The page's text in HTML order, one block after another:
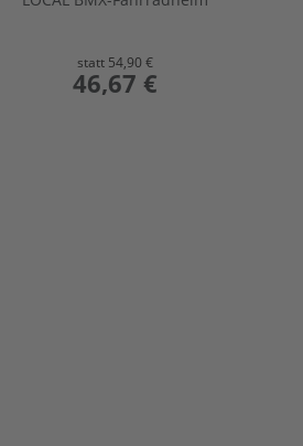
statt 54,90 €
preis
46,67 €